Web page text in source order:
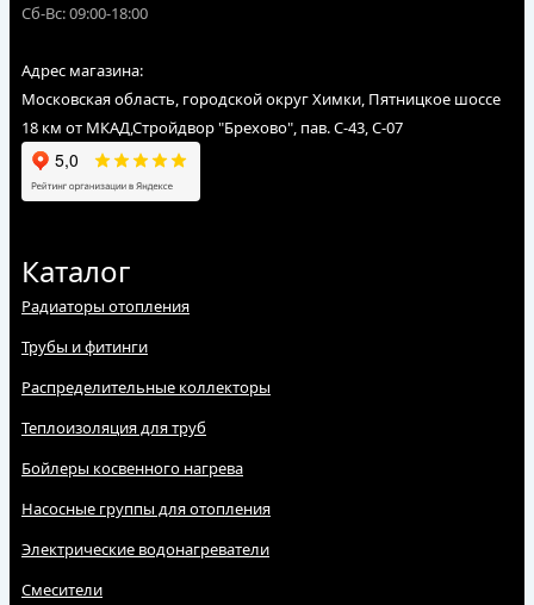
Сб-Вс: 09:00-18:00
Адрес магазина:
Московская область, городской округ Химки, Пятницкое шоссе
18 км от МКАД,Стройдвор "Брехово", пав. С-43, С-07
Каталог
Радиаторы отопления
Трубы и фитинги
Распределительные коллекторы
Теплоизоляция для труб
Бойлеры косвенного нагрева
Насосные группы для отопления
Электрические водонагреватели
Смесители